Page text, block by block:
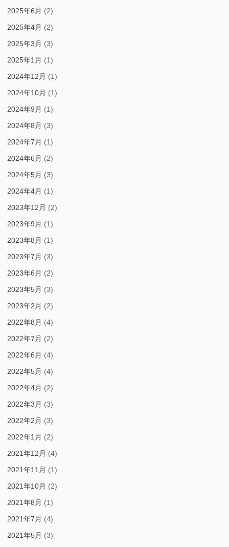
2025年6月 (2)
2025年4月 (2)
2025年3月 (3)
2025年1月 (1)
2024年12月 (1)
2024年10月 (1)
2024年9月 (1)
2024年8月 (3)
2024年7月 (1)
2024年6月 (2)
2024年5月 (3)
2024年4月 (1)
2023年12月 (2)
2023年9月 (1)
2023年8月 (1)
2023年7月 (3)
2023年6月 (2)
2023年5月 (3)
2023年2月 (2)
2022年8月 (4)
2022年7月 (2)
2022年6月 (4)
2022年5月 (4)
2022年4月 (2)
2022年3月 (3)
2022年2月 (3)
2022年1月 (2)
2021年12月 (4)
2021年11月 (1)
2021年10月 (2)
2021年8月 (1)
2021年7月 (4)
2021年5月 (3)